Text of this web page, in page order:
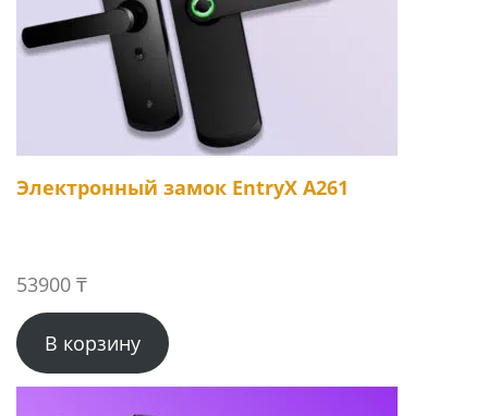
Электронный замок EntryX A261
53900 ₸
В корзину